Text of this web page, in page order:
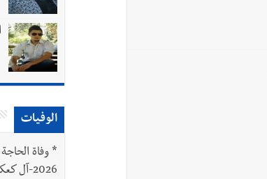
لجرافة للجيش في بلدة المنصوري - صور
ومعلومات أولية عن اصابة أحد العسكريين
رجل الاعمال الاماراتي خلف الحبتور : 112 شهيداً شُيّعوا في ‫غزة‬ بعد أن بقوا تحت الأنقاض منذ
الوفيات
*
2026-آل كعكوش وحمودة